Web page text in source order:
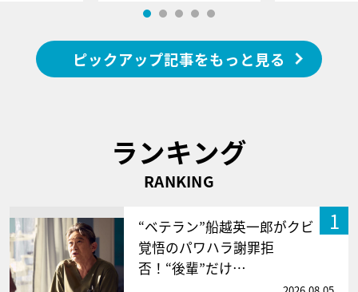
ピックアップ記事をもっと見る
ランキング
RANKING
1
“ベテラン”船越英一郎がクビ
覚悟のパワハラ謝罪拒
否！“後輩”だけ…